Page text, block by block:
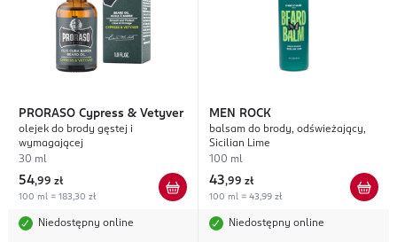
PRORASO Cypress & Vetyver
olejek do brody gęstej i
wymagającej
30 ml
54,99 zł
100 ml = 183,30 zł
Niedostępny online
MEN ROCK
balsam do brody, odświeżający,
Sicilian Lime
100 ml
43,99 zł
100 ml = 43,99 zł
Niedostępny online